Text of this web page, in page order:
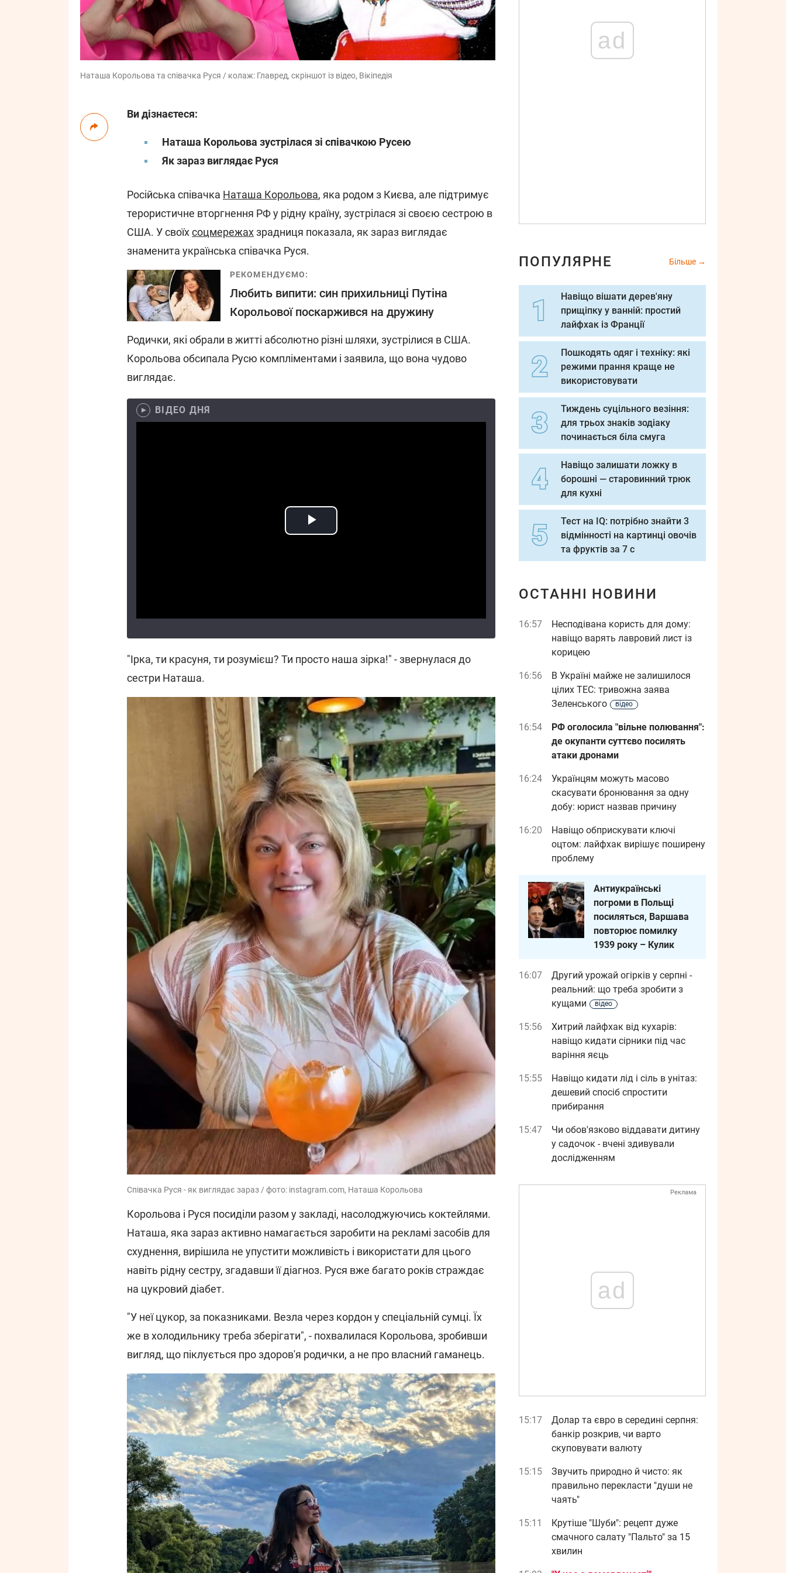
Наташа Корольова та співачка Руся / колаж: Главред, скріншот із відео, Вікіпедія
Ви дізнаєтеся:
Наташа Корольова зустрілася зі співачкою Русею
Як зараз виглядає Руся
Російська співачка Наташа Корольова, яка родом з Києва, але підтримує
терористичне вторгнення РФ у рідну країну, зустрілася зі своєю сестрою в
США. У своїхсоцмережахзрадниця показала, як зараз виглядає
знаменита українська співачка Руся.
РЕКОМЕНДУЄМО:
Любить випити: син прихильниці Путіна
Корольової поскаржився на дружину
Родички, які обрали в житті абсолютно різні шляхи, зустрілися в США.
Корольова обсипала Русю компліментами і заявила, що вона чудово
виглядає.
ВІДЕО ДНЯ
"Ірка, ти красуня, ти розумієш? Ти просто наша зірка!" - звернулася до
сестри Наташа.
Співачка Руся - як виглядає зараз / фото: instagram.com, Наташа Корольова
Корольова і Руся посиділи разом у закладі, насолоджуючись коктейлями.
Наташа, яка зараз активно намагається заробити на рекламі засобів для
схуднення, вирішила не упустити можливість і використати для цього
навіть рідну сестру, згадавши її діагноз. Руся вже багато років страждає
на цукровий діабет.
"У неї цукор, за показниками. Везла через кордон у спеціальній сумці. Їх
же в холодильнику треба зберігати", - похвалилася Корольова, зробивши
вигляд, що піклується про здоров'я родички, а не про власний гаманець.
ad
ПОПУЛЯРНЕ Більше
Навіщо вішати дерев'яну
прищіпку у ванній: простий
лайфхак із Франції
Пошкодять одяг і техніку: які
режими прання краще не
використовувати
Тиждень суцільного везіння:
для трьох знаків зодіаку
починається біла смуга
Навіщо залишати ложку в
борошні — старовинний трюк
для кухні
Тест на IQ: потрібно знайти 3
відмінності на картинці овочів
та фруктів за 7 с
ОСТАННІ НОВИНИ
16:57
Несподівана користь для дому:
навіщо варять лавровий лист із
корицею
16:56
В Україні майже не залишилося
цілих ТЕС: тривожна заява
Зеленського
відео
16:54
РФ оголосила "вільне полювання":
де окупанти суттєво посилять
атаки дронами
16:24
Українцям можуть масово
скасувати бронювання за одну
добу: юрист назвав причину
16:20
Навіщо обприскувати ключі
оцтом: лайфхак вирішує поширену
проблему
Антиукраїнські
погроми в Польщі
посиляться, Варшава
повторює помилку
1939 року – Кулик
16:07
Другий урожай огірків у серпні -
реальний: що треба зробити з
кущами
відео
15:56
Хитрий лайфхак від кухарів:
навіщо кидати сірники під час
варіння яєць
15:55
Навіщо кидати лід і сіль в унітаз:
дешевий спосіб спростити
прибирання
15:47
Чи обов'язково віддавати дитину
у садочок - вчені здивували
дослідженням
Реклама
ad
15:17
Долар та євро в середині серпня:
банкір розкрив, чи варто
скуповувати валюту
15:15
Звучить природно й чисто: як
правильно перекласти "души не
чаять"
15:11
Крутіше "Шуби": рецепт дуже
смачного салату "Пальто" за 15
хвилин